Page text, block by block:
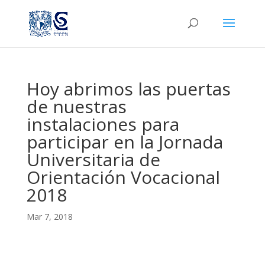
Hoy abrimos las puertas
de nuestras
instalaciones para
participar en la Jornada
Universitaria de
Orientación Vocacional
2018
Mar 7, 2018